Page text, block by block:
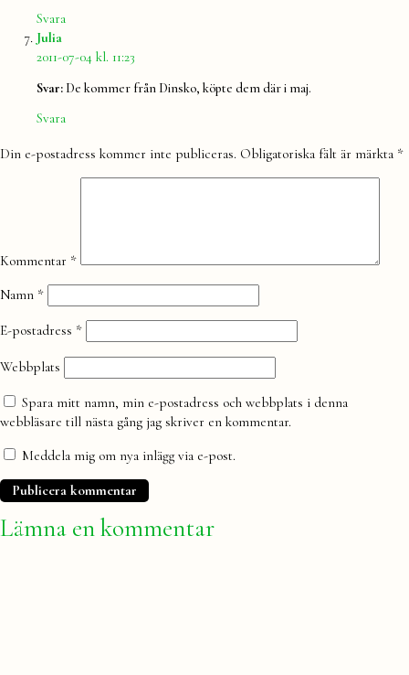
Svara
Julia
2011-07-04 kl. 11:23
Svar: De kommer från Dinsko, köpte dem där i maj.
Svara
Lämna
Din e-postadress kommer inte publiceras. Obligatoriska fält är märkta *
Kommentar *
Namn *
E-postadress *
Webbplats
Spara mitt namn, min e-postadress och webbplats i denna
webbläsare till nästa gång jag skriver en kommentar.
Meddela mig om nya inlägg via e-post.
Lämna en kommentar